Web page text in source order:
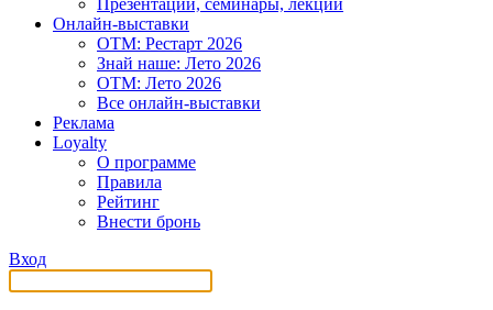
Презентации, семинары, лекции
Онлайн-выставки
OTM: Рестарт 2026
Знай наше: Лето 2026
OTM: Лето 2026
Все онлайн-выставки
Реклама
Loyalty
О программе
Правила
Рейтинг
Внести бронь
Вход